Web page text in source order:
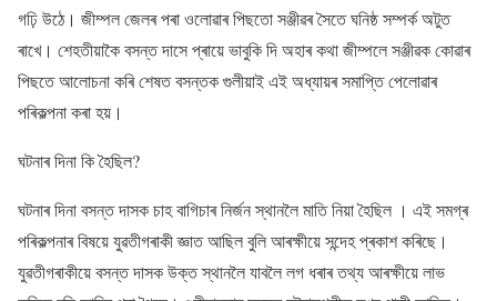
গঢ়ি উঠে। জীম্পল জেলৰ পৰা ওলোৱাৰ পিছতো সঞ্জীৱৰ সৈতে ঘনিষ্ঠ সম্পৰ্ক অটুত
ৰাখে। শেহতীয়াকৈ বসন্ত দাসে প্ৰায়ে ভাবুকি দি অহাৰ কথা জীম্পলে সঞ্জীৱক কোৱাৰ
পিছতে আলোচনা কৰি শেষত বসন্তক গুলীয়াই এই অধ্যায়ৰ সমাপ্তি পেলোৱাৰ
পৰিকল্পনা কৰা হয়।
ঘটনাৰ দিনা কি হৈছিল?
ঘটনাৰ দিনা বসন্ত দাসক চাহ বাগিচাৰ নিৰ্জন স্থানলৈ মাতি নিয়া হৈছিল । এই সমগ্ৰ
পৰিকল্পনাৰ বিষয়ে যুৱতীগৰাকী জ্ঞাত আছিল বুলি আৰক্ষীয়ে সন্দেহ প্ৰকাশ কৰিছে।
যুৱতীগৰাকীয়ে বসন্ত দাসক উক্ত স্থানলৈ যাবলৈ লগ ধৰাৰ তথ্য আৰক্ষীয়ে লাভ